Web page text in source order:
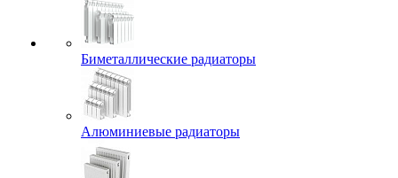
Биметаллические радиаторы
Алюминиевые радиаторы